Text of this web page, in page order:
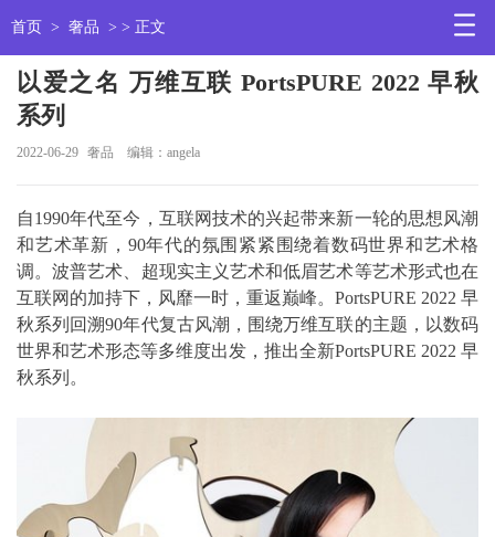
首页 > 奢品 > > 正文
以爱之名 万维互联 PortsPURE 2022 早秋
系列
2022-06-29 奢品 编辑：angela
自1990年代至今，互联网技术的兴起带来新一轮的思想风潮
和艺术革新，90年代的氛围紧紧围绕着数码世界和艺术格
调。波普艺术、超现实主义艺术和低眉艺术等艺术形式也在
互联网的加持下，风靡一时，重返巅峰。PortsPURE 2022 早
秋系列回溯90年代复古风潮，围绕万维互联的主题，以数码
世界和艺术形态等多维度出发，推出全新PortsPURE 2022 早
秋系列。